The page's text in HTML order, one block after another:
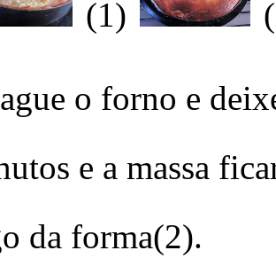
(1)
o forno e
e a massa
da forma(2).